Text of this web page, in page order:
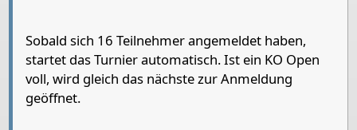
Sobald sich 16 Teilnehmer angemeldet haben,
startet das Turnier automatisch. Ist ein KO Open
voll, wird gleich das nächste zur Anmeldung
geöffnet.